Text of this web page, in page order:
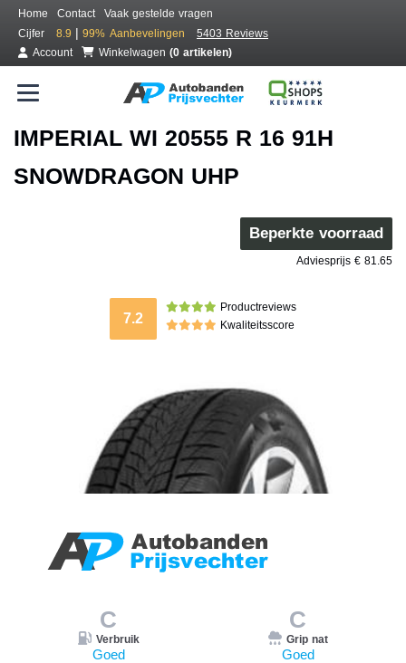
Home Contact
Vaak gestelde vragen
Cijfer
8.9 | 99% Aanbevelingen
5403 Reviews
Account
Winkelwagen (0 artikelen)
IMPERIAL WI 20555 R 16 91H
SNOWDRAGON UHP
Beperkte voorraad
Adviesprijs € 81.65
7.2
Productreviews
Kwaliteitsscore
C
Verbruik
Goed
C
Grip nat
Goed